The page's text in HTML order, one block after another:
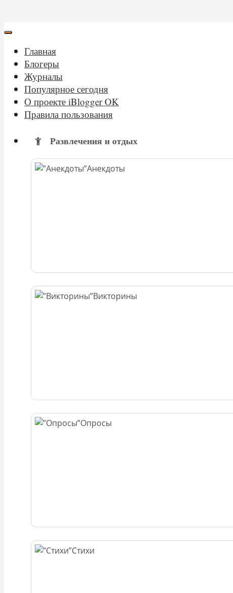
Главная
Блогеры
Журналы
Популярное сегодня
О проекте iBlogger OK
Правила пользования
Развлечения и отдых
Анекдоты
Викторины
Опросы
Стихи